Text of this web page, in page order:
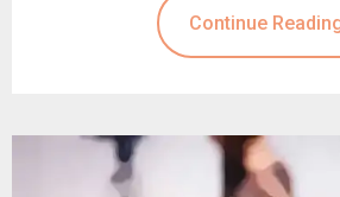
Continue